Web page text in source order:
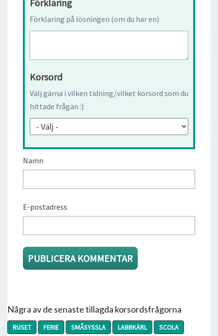
Förklaring
Förklaring på lösningen (om du har en)
Korsord
Välj gärna i vilken tidning/vilket korsord som du
hittade frågan :)
Namn
E-postadress
Några av de senaste tillagda korsordsfrågorna
RUSET FERIE SMÅSYSSLA LABBKÄRL
SCOLA